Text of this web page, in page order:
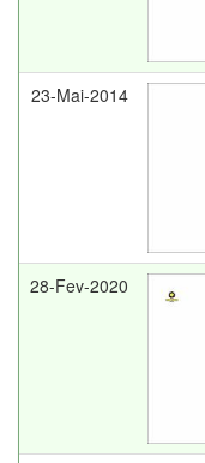
23-Mai-2014
28-Fev-2020